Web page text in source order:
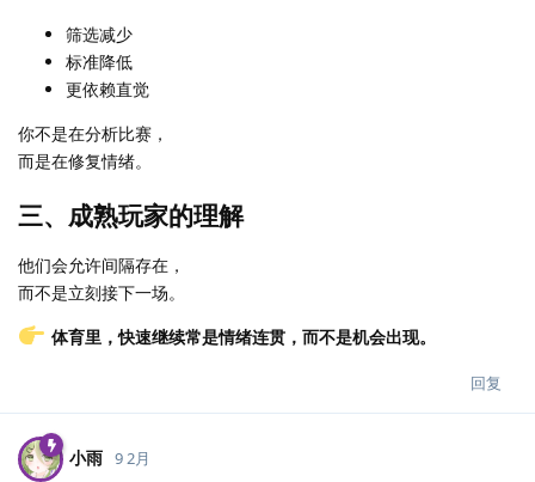
筛选减少
标准降低
更依赖直觉
你不是在分析比赛，
而是在修复情绪。
三、成熟玩家的理解
他们会允许间隔存在，
而不是立刻接下一场。
体育里，快速继续常是情绪连贯，而不是机会出现。
回复
小雨 9 2月